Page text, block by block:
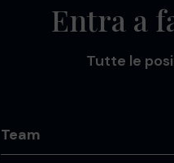
Entra a
Tutte le
Team